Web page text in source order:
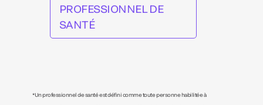
PROFESSIONNEL DE
SANTÉ
*Un professionnel de santé est défini comme toute personne habilitée à